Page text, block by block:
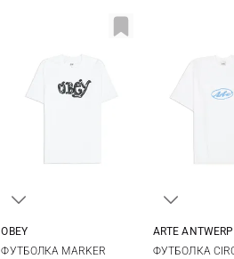
OBEY
ФУТБОЛКА MARKER
ARTE ANTWERP
ФУТБОЛКА